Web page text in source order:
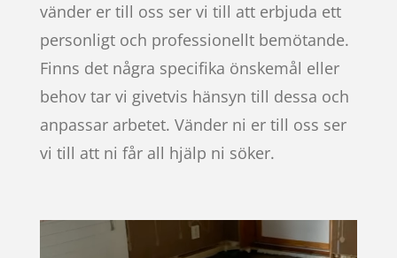
vänder er till oss ser vi till att erbjuda ett
personligt och professionellt bemötande.
Finns det några specifika önskemål eller
behov tar vi givetvis hänsyn till dessa och
anpassar arbetet. Vänder ni er till oss ser
vi till att ni får all hjälp ni söker.